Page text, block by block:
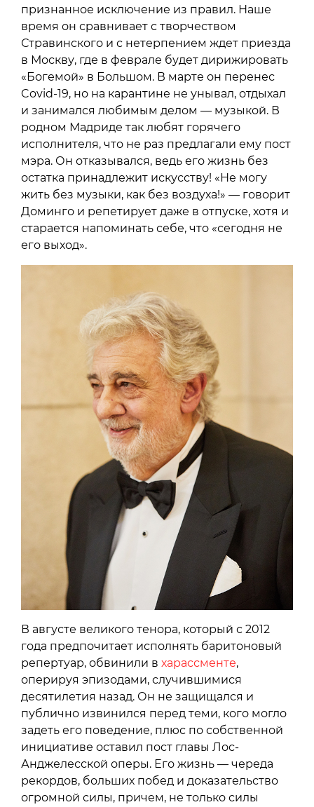
признанное исключение из правил. Наше
время он сравнивает с творчеством
Стравинского и с нетерпением ждет приезда
в Москву, где в феврале будет дирижировать
«Богемой» в Большом. В марте он перенес
Covid-19, но на карантине не унывал, отдыхал
и занимался любимым делом — музыкой. В
родном Мадриде так любят горячего
исполнителя, что не раз предлагали ему пост
мэра. Он отказывался, ведь его жизнь без
остатка принадлежит искусству! «Не могу
жить без музыки, как без воздуха!» — говорит
Доминго и репетирует даже в отпуске, хотя и
старается напоминать себе, что «сегодня не
его выход».
В августе великого тенора, который с 2012
года предпочитает исполнять баритоновый
репертуар, обвинили в харассменте,
оперируя эпизодами, случившимися
десятилетия назад. Он не защищался и
публично извинился перед теми, кого могло
задеть его поведение, плюс по собственной
инициативе оставил пост главы Лос-
Анджелесской оперы. Его жизнь — череда
рекордов, больших побед и доказательство
огромной силы, причем, не только силы